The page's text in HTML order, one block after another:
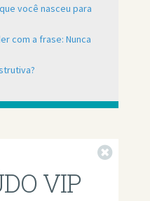
você nasceu para
com a frase: Nunca
VIP